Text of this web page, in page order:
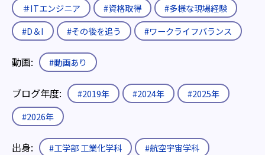
＃ITエンジニア
#資格取得
#多様な現場経験
#D＆I
#その後を追う #ワークライフバランス
動画: #動画あり
ブログ年度: #2019年 #2024年
#2025年
#2026年
出身: #工学部 工業化学科
#航空宇宙学科